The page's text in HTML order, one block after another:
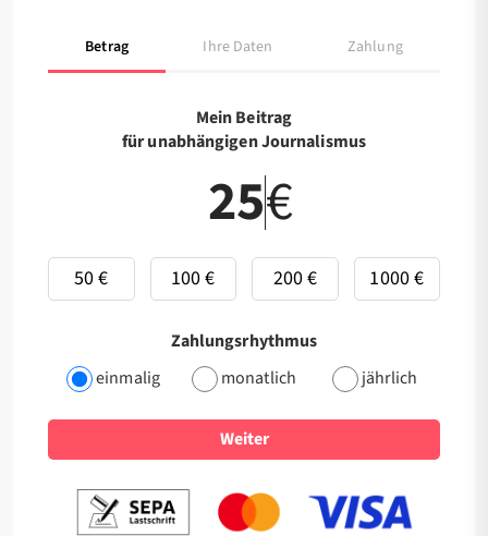
Betrag Ihre Daten Zahlung
Mein Beitrag
für unabhängigen Journalismus
€
50 € 100 € 200 € 1000 €
Zahlungsrhythmus
einmalig
monatlich jährlich
Weiter